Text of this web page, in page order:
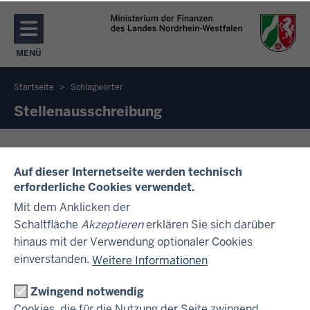
Auf dieser Internetseite werden technisch
erforderliche Cookies verwendet.
Mit dem Anklicken der
Schaltfläche Akzeptierenerklären Sie sich darüber
hinaus mit der Verwendung optionaler Cookies
einverstanden. Weitere Informationen
Zwingend notwendig
Direkt zum Inhalt
MENÜ
NAVIGATION AKTIVIEREN/DEAKTIVIEREN: MENÜ
Sie
befinden
sich
hier
Startseite Schlagwörter
Stellenausschreibung
Aktuelle Stellenangebote - Wir suchen
Sie!
Möchten Sie sich beruflich verändern und Ihre
Kenntnisse in einem modernen Arbeitsumfeld
einbringen? Dann sind Sie bei uns genau richtig!
IM ÜBERBLICK